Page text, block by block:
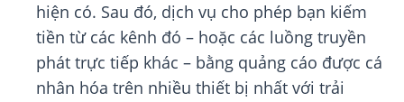
hiện có. Sau đó, dịch vụ cho phép bạn kiếm
tiền từ các kênh đó – hoặc các luồng truyền
phát trực tiếp khác – bằng quảng cáo được cá
nhân hóa trên nhiều thiết bị nhất với trải